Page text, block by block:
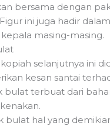
bersama dengan
ini juga hadir
masing-masing.
selanjutnya ini
kesan santai
bulat terbuat dari
bulat hal yang